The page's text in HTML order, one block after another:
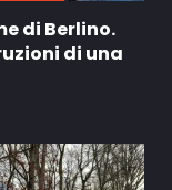
di Berlino.
di una